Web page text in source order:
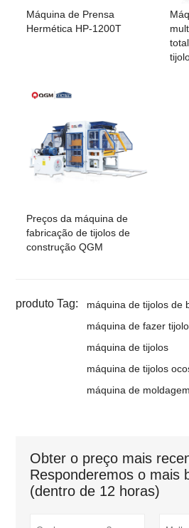
Máquina de Prensa
Hermética HP-1200T
Preços da máquina de
fabricação de tijolos de
construção QGM
produto Tag:
máquina de tijolos de
máquina de fazer
máquina de tijolos
máquina de tijolos
máquina de
Obter o preço mais
Responderemos o mais
(dentro de 12 horas)